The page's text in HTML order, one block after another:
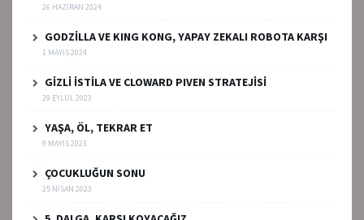
26 HAZIRAN 2024
GODZİLLA VE KING KONG, YAPAY ZEKALI ROBOTA KARŞI
1 MAYIS 2024
GİZLİ İSTİLA VE CLOWARD PIVEN STRATEJİSİ
29 EYLÜL 2023
YAŞA, ÖL, TEKRAR ET
9 MAYIS 2023
ÇOCUKLUĞUN SONU
25 NISAN 2023